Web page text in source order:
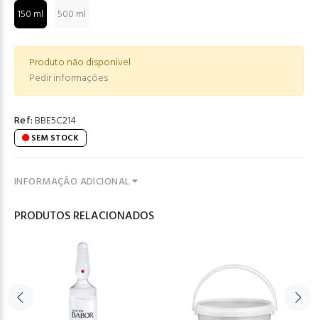
150 ml
500 ml
Produto não disponivel
Pedir informações
Ref: BBE5C214
SEM STOCK
INFORMAÇÂO ADICIONAL
PRODUTOS RELACIONADOS